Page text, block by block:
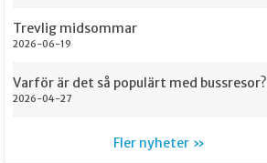
Trevlig midsommar
2026-06-19
Varför är det så populärt med bussresor?
2026-04-27
Fler nyheter